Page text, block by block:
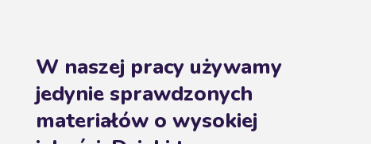
W naszej pracy używamy
jedynie sprawdzonych
materiałów o wysokiej